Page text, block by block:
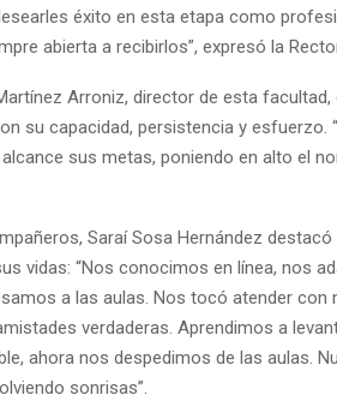
éxito en esta etapa como
abierta a recibirlos”, expresó la
Arroniz, director de esta
su capacidad, persistencia y esfuerzo.
sus metas, poniendo en alto el
Saraí Sosa Hernández
vidas: “Nos conocimos en línea, nos
a las aulas. Nos tocó atender con
verdaderas. Aprendimos a
ahora nos despedimos de las aulas.
sonrisas”.